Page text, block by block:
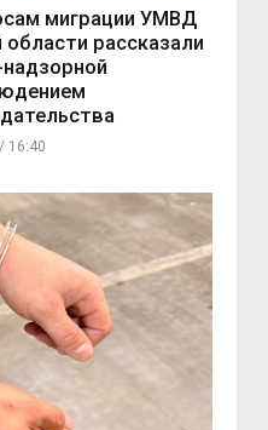
миграции УМВД
рассказали
16:40